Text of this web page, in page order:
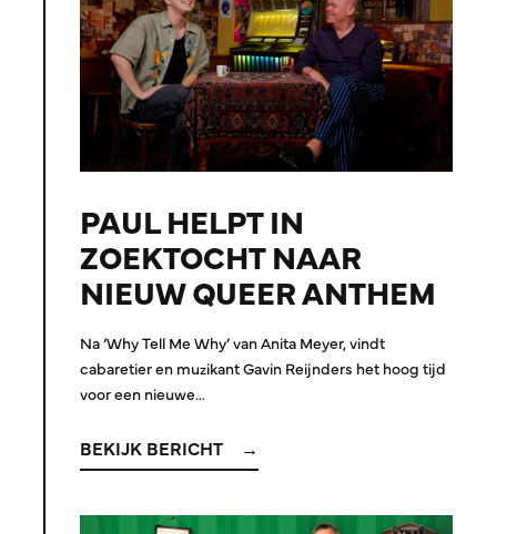
PAUL HELPT IN
ZOEKTOCHT NAAR
NIEUW QUEER ANTHEM
Na ‘Why Tell Me Why’ van Anita Meyer, vindt
cabaretier en muzikant Gavin Reijnders het hoog tijd
voor een nieuwe…
BEKIJK BERICHT